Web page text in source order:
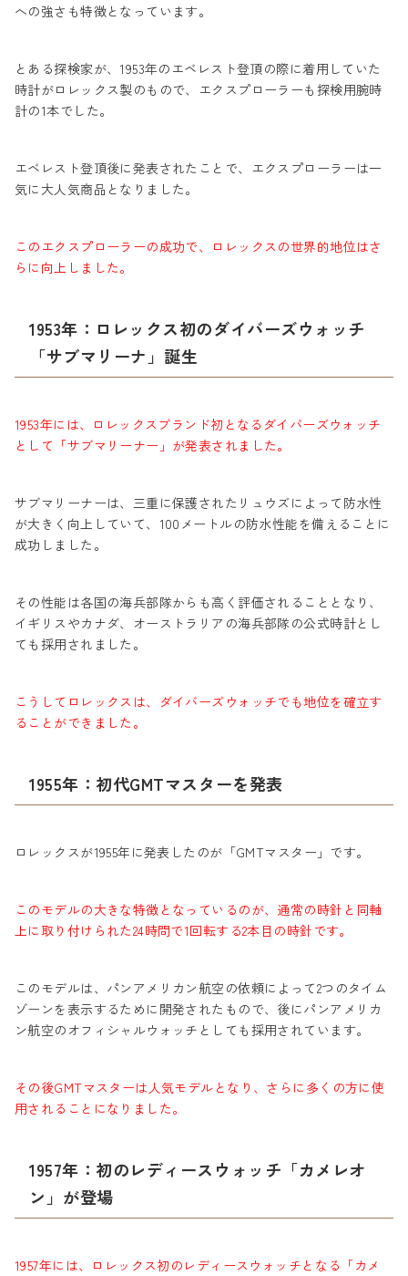
への強さも特徴となっています。
とある探検家が、1953年のエベレスト登頂の際に着用していた
時計がロレックス製のもので、エクスプローラーも探検用腕時
計の1本でした。
エベレスト登頂後に発表されたことで、エクスプローラーは一
気に大人気商品となりました。
このエクスプローラーの成功で、ロレックスの世界的地位はさ
らに向上しました。
1953年：ロレックス初のダイバーズウォッチ
「サブマリーナ」誕生
1953年には、ロレックスブランド初となるダイバーズウォッチ
として「サブマリーナー」が発表されました。
サブマリーナーは、三重に保護されたリュウズによって防水性
が大きく向上していて、100メートルの防水性能を備えることに
成功しました。
その性能は各国の海兵部隊からも高く評価されることとなり、
イギリスやカナダ、オーストラリアの海兵部隊の公式時計とし
ても採用されました。
こうしてロレックスは、ダイバーズウォッチでも地位を確立す
ることができました。
1955年：初代GMTマスターを発表
ロレックスが1955年に発表したのが「GMTマスター」です。
このモデルの大きな特徴となっているのが、通常の時針と同軸
上に取り付けられた24時問で1回転する2本目の時針です。
このモデルは、パンアメリカン航空の依頼によって2つのタイム
ゾーンを表示するために開発されたもので、後にパンアメリカ
ン航空のオフィシャルウォッチとしても採用されています。
その後GMTマスターは人気モデルとなり、さらに多くの方に使
用されることになりました。
1957年：初のレディースウォッチ「カメレオ
ン」が登場
1957年には、ロレックス初のレディースウォッチとなる「カメ